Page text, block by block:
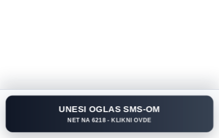
UNESI OGLAS SMS-OM
NET NA 6218- KLIKNI OVDE